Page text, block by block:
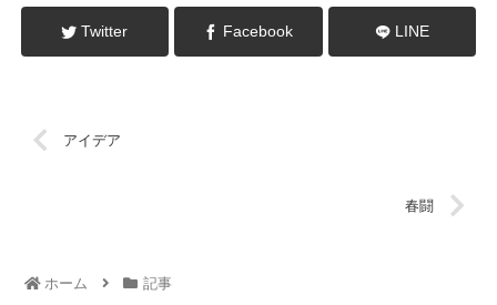
Twitter Facebook LINE
アイデア
春闘
ホーム 記事